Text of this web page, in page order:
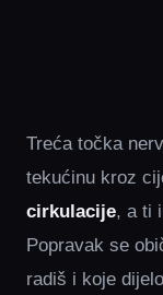
Treća točka
tekućinu kroz
cirkulacije, a ti
Popravak se
radiš i koje